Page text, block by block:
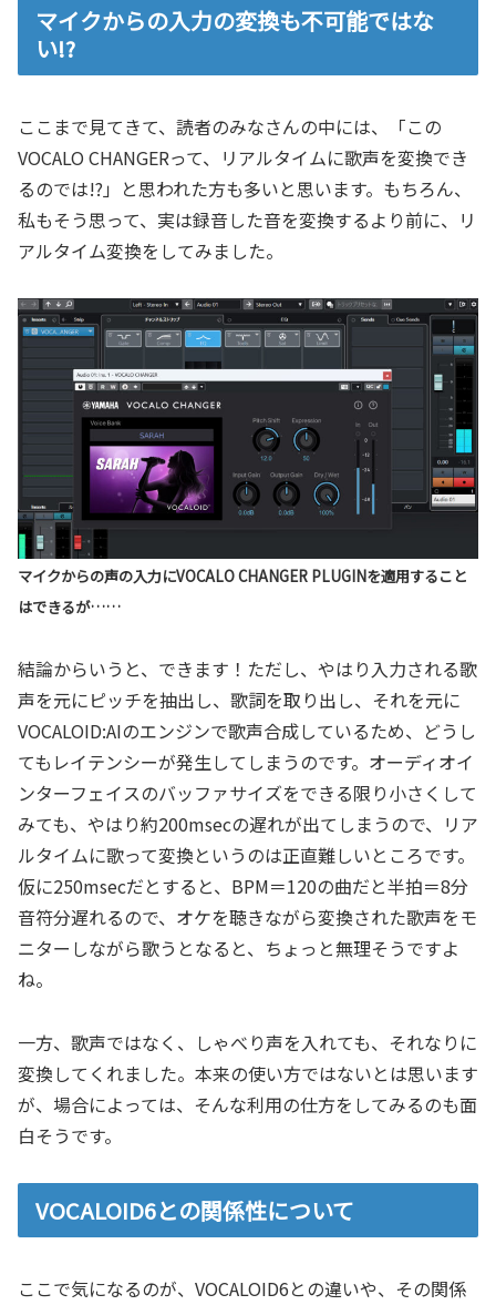
マイクからの入力の変換も不可能ではな
い!?
ここまで見てきて、読者のみなさんの中には、「この
VOCALO CHANGERって、リアルタイムに歌声を変換でき
るのでは!?」と思われた方も多いと思います。もちろん、
私もそう思って、実は録音した音を変換するより前に、リ
アルタイム変換をしてみました。
マイクからの声の入力にVOCALO CHANGER PLUGINを適用すること
はできるが……
結論からいうと、できます！ただし、やはり入力される歌
声を元にピッチを抽出し、歌詞を取り出し、それを元に
VOCALOID:AIのエンジンで歌声合成しているため、どうし
てもレイテンシーが発生してしまうのです。オーディオイ
ンターフェイスのバッファサイズをできる限り小さくして
みても、やはり約200msecの遅れが出てしまうので、リア
ルタイムに歌って変換というのは正直難しいところです。
仮に250msecだとすると、BPM＝120の曲だと半拍＝8分
音符分遅れるので、オケを聴きながら変換された歌声をモ
ニターしながら歌うとなると、ちょっと無理そうですよ
ね。
一方、歌声ではなく、しゃべり声を入れても、それなりに
変換してくれました。本来の使い方ではないとは思います
が、場合によっては、そんな利用の仕方をしてみるのも面
白そうです。
VOCALOID6との関係性について
ここで気になるのが、VOCALOID6との違いや、その関係